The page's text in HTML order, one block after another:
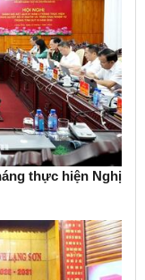
thực hiện Nghị